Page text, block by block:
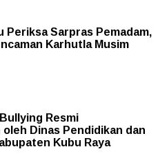
Periksa Sarpras Pemadam,
Karhutla Musim
Resmi
oleh Dinas Pendidikan dan
Kubu Raya